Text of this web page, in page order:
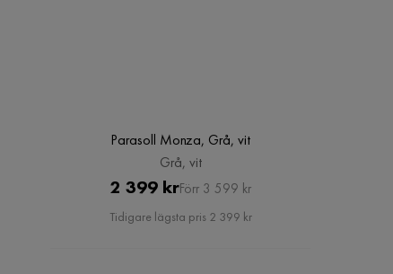
Parasoll Monza, Grå, vit
Grå, vit
Pris
2 399 krOriginal
Pris
Förr 3 599 kr
Tidigare lägsta pris 2 399 kr